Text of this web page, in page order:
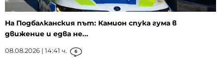
На Подбалканския път: Камион спука гума в
движение и едва не...
08.08.2026 | 14:41 ч. 6